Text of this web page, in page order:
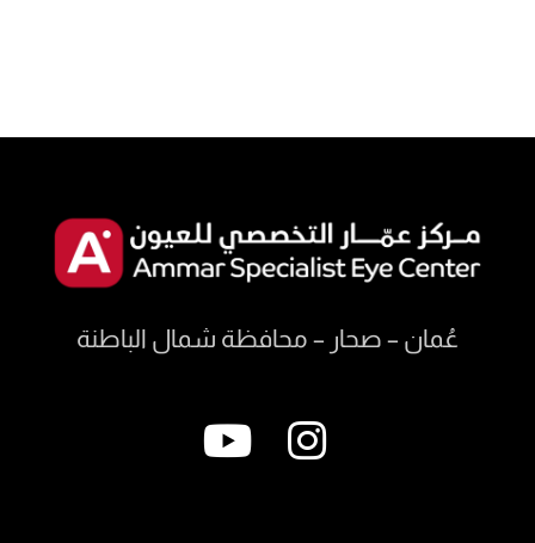
عُمان – صحار – محافظة شمال الباطنة